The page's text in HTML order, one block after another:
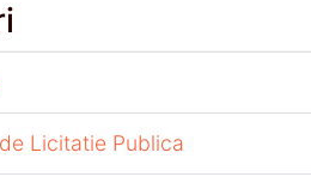
Licitatie Publica